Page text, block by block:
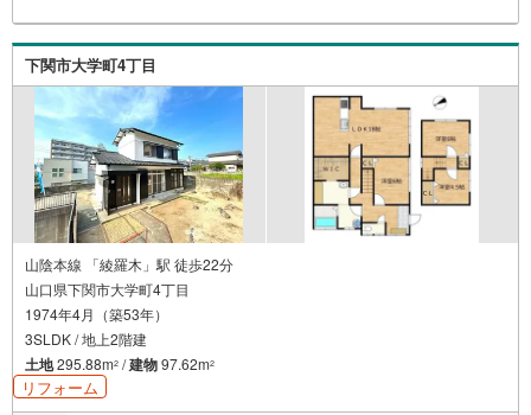
下関市大学町4丁目
山陰本線 「綾羅木」駅 徒歩22分
山口県下関市大学町4丁目
1974年4月（築53年）
3SLDK / 地上2階建
土地295.88m2 /建物97.62m2
リフォーム